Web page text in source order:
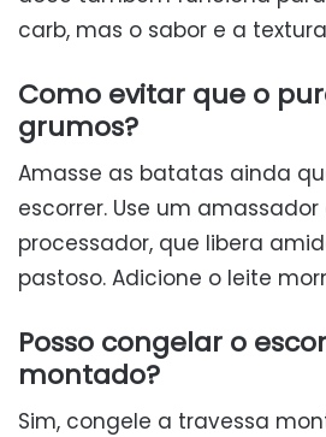
carb, mas o sabor e a
Como evitar que o
grumos?
Amasse as batatas ainda
escorrer. Use um
processador, que libera
pastoso. Adicione o leite
Posso congelar o
montado?
Sim, congele a travessa